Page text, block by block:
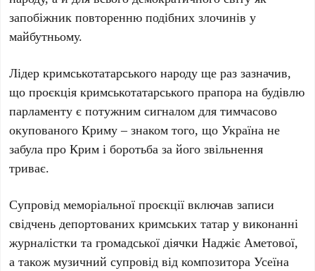
запобіжник повторенню подібних злочинів у
майбутньому.
Лідер кримськотатарського народу ще раз зазначив,
що проєкція кримськотатарського прапора на будівлю
парламенту є потужним сигналом для тимчасово
окупованого Криму – знаком того, що Україна не
забула про Крим і боротьба за його звільнення
триває.
Супровід меморіальної проєкції включав записи
свідчень депортованих кримських татар у виконанні
журналістки та громадської діячкиНаджіє Аметової,
а також музичний супровід від композитораУсеїна